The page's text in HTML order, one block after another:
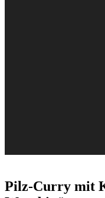
Pilz-Curry mit